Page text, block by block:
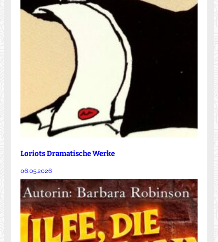
Loriots Dramatische Werke
06.05.2026